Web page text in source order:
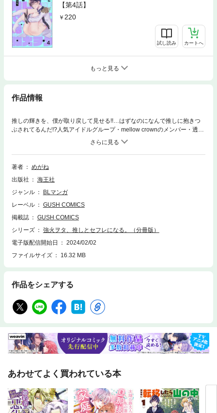
【第4話】
220
試し読み カートへ
もっと見る
作品情報
推しの輝きを、僕が取り戻して見せる!!…はずなのになんで推しに抱きつ
ぶされてるんだ!?人気アイドルグループ・mellow crownのメンバー・透真
は、ワイルド系アイドルの暁斗の大ファン。けれど週刊誌報道をきっかけ
にすっかりワイルドさを押さえて大人しくしている暁斗に、透真の不満は
たまるばかり。そんなある日、同じ番組に出演したことをきっかけに、
「オラ営（オラオラ営業）スタイルこそ暁斗の魅力！」と説得しに行った
強火ヲタアイドルのプライドと快感のバックステージLOVE！※この作品は
『GUSHmaniaEX お仕置き』に収録されています。重複購入にご注意くだ
容に大きな違いはございませんので、すでに同タイトルをご購入済みのお
客様は、重複購入にご注意ください。
著者
めがね
出版社
海王社
ジャンル
BLマンガ
レーベル
GUSH COMICS
掲載誌
GUSH COMICS
シリーズ
強火ヲタ、推しとセフレになる。（分冊版）
電子版配信開始日
2024/02/02
ファイルサイズ
16.32 MB
作品をシェアする
あわせてよく買われている本